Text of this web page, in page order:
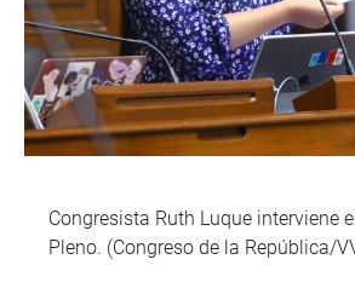
Congresista Ruth Luque interviene
Pleno. (Congreso de la República/